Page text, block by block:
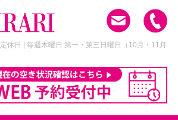
定休日 | 毎週木曜日 第一・第三日曜日
（10月・11月